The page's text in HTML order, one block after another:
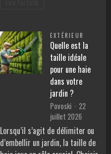
EXTÉRIEUR
Quelle est la
taille idéale
pour une haie
dans votre
jardin ?
Povoski
22
juillet 2026
Lorsqu’il s’agit de délimiter ou
d’embellir un jardin, la taille de